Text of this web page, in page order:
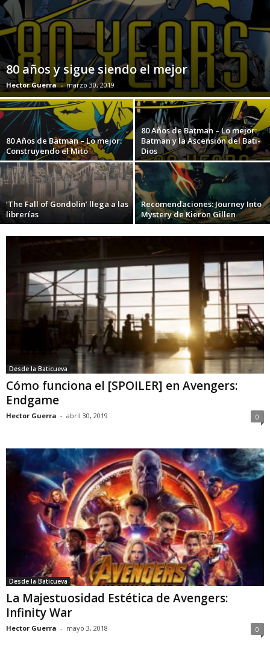
80 años y sigue siendo el mejor
Hector Guerra - marzo 30, 2019
80 Años de Batman – Lo mejor:
Construyendo el Mito
80 Años de Batman – Lo mejor:
Batman y la Ascensión del Bati-
Dios
‘The Fall of Gondolin’ llega a las
librerías
Recomendaciones: Journey Into
Mystery de Kieron Gillen
Desde la Baticueva
Cómo funciona el [SPOILER] en Avengers:
Endgame
Hector Guerra - abril 30, 2019 0
Desde la Baticueva
La Majestuosidad Estética de Avengers:
Infinity War
Hector Guerra - mayo 3, 2018 0